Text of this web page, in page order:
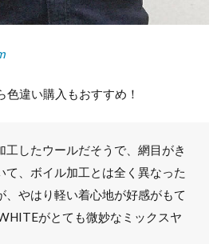
違い購入もおすすめ！
工したウールだそうで、網目がき
て、ボイル加工とは全く異なった
、やはり軽い着心地が好感がもて
がとても微妙なミックスヤ